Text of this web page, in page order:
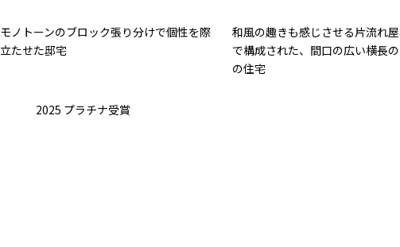
モノトーンのブロック張り分けで個性を際
立たせた邸宅
和風の趣きも感じさせる片流れ
で構成された、間口の広い横長
の住宅
2025 プラチナ受賞